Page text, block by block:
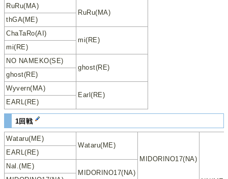
RuRu(MA)
RuRu(MA)
thGA(ME)
ChaTaRo(AI)
mi(RE)
mi(RE)
NO NAMEKO(SE)
ghost(RE)
ghost(RE)
Wyvern(MA)
Earl(RE)
EARL(RE)
1回戦
Wataru(ME)
Wataru(ME)
MIDORINO17(NA)
EARL(RE)
Nal.(ME)
MIDORINO17(NA)